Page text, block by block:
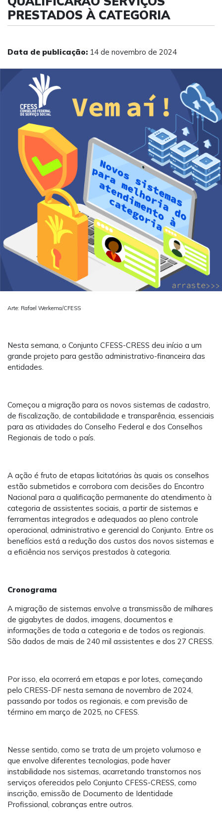
PRESTADOS À CATEGORIA
Data de publicação: 14 de novembro de 2024
Arte: Rafael Werkema/CFESS
Nesta semana, o Conjunto CFESS-CRESS deu início a um
grande projeto para gestão administrativo-financeira das
entidades.
Começou a migração para os novos sistemas de cadastro,
de fiscalização, de contabilidade e transparência, essenciais
para as atividades do Conselho Federal e dos Conselhos
Regionais de todo o país.
A ação é fruto de etapas licitatórias às quais os conselhos
estão submetidos e corrobora com decisões do Encontro
Nacional para a qualificação permanente do atendimento à
categoria de assistentes sociais, a partir de sistemas e
ferramentas integrados e adequados ao pleno controle
operacional, administrativo e gerencial do Conjunto. Entre os
benefícios está a redução dos custos dos novos sistemas e
a eficiência nos serviços prestados à categoria.
Cronograma
A migração de sistemas envolve a transmissão de milhares
de gigabytes de dados, imagens, documentos e
informações de toda a categoria e de todos os regionais.
São dados de mais de 240 mil assistentes e dos 27 CRESS.
Por isso, ela ocorrerá em etapas e por lotes, começando
pelo CRESS-DF nesta semana de novembro de 2024,
passando por todos os regionais, e com previsão de
término em março de 2025, no CFESS.
Nesse sentido, como se trata de um projeto volumoso e
que envolve diferentes tecnologias, pode haver
instabilidade nos sistemas, acarretando transtornos nos
serviços oferecidos pelo Conjunto CFESS-CRESS, como
inscrição, emissão de Documento de Identidade
Profissional, cobranças entre outros.